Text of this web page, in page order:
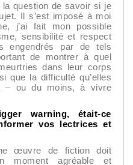
question de savoir si je
Il s’est imposé à moi
j’ai fait mon possible
sensibilité et respect
engendrés par de tels
de montrer à quel
dans leur corps
que la difficulté qu’elles
– ou du moins, à vivre
warning, était-ce
vos lectrices et
œuvre de fiction doit
moment agréable et